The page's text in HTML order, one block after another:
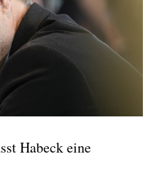
Habeck eine